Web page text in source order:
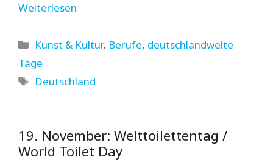
Weiterlesen
Kategorien
Kunst & Kultur, Berufe, deutschlandweite
Tage
Schlagwörter
Deutschland
19. November: Welttoilettentag /
World Toilet Day